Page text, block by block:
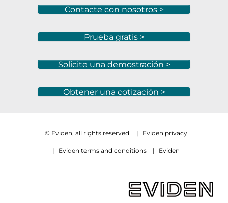
Contacte con nosotros >
Prueba gratis >
Solicite una demostración >
Obtener una cotización >
© Eviden, all rights reserved | Eviden privacy
| Eviden terms and conditions | Eviden